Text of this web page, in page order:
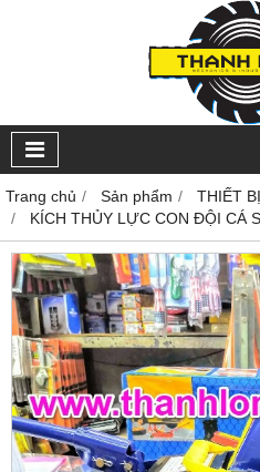
Trang chủ Sản phẩm THIẾT
KÍCH THỦY LỰC CON ĐỘI CÁ